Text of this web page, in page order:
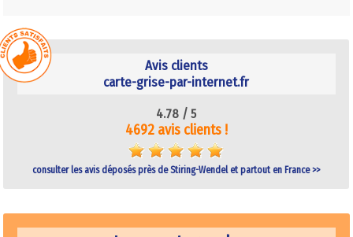
Avis clients
carte-grise-par-internet.fr
4.78 /5
4692 avis clients !
consulter les avis déposés près de Stiring-Wendel et partout en France >>